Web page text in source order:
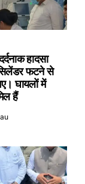
हादसा
फटने से
घायलों में
हैं